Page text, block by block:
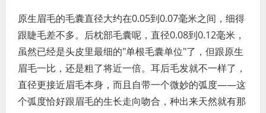
原生眉毛的毛囊直径大约在0.05到0.07毫米之间，细得
跟睫毛差不多。后枕部毛囊呢，直径0.08到0.12毫米，
虽然已经是头皮里最细的"单根毛囊单位"了，但跟原生
眉毛一比，还是粗了将近一倍。耳后毛发就不一样了，
直径更接近眉毛本身，而且自带一个微妙的弧度——这
个弧度恰好跟眉毛的生长走向吻合，种出来天然就有那